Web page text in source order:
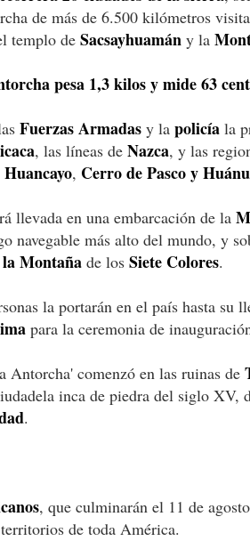
de más de 6.500 kilómetros
templo de Sacsayhuamán y la
pesa 1,3 kilos y mide 63
Fuerzas Armadas y la policía la
, las líneas de Nazca, y las
Huancayo, Cerro de Pasco y
llevada en una embarcación de la
navegable más alto del mundo, y
Montaña de los Siete Colores.
la portarán en el país hasta su
para la ceremonia de
Antorcha' comenzó en las ruinas de
inca de piedra del siglo XV,
.
, que culminarán el 11 de
de toda América.